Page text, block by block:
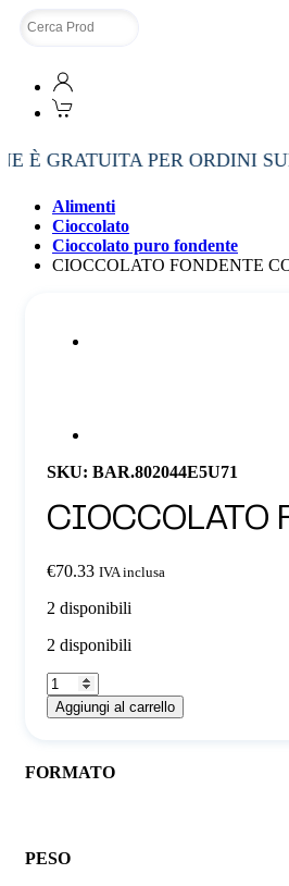
È GRATUITA PER ORDINI
Alimenti
Cioccolato
Cioccolato puro fondente
CIOCCOLATO FONDENTE
SKU: BAR.802044E5U71
CIOCCOLATO
€70.33 IVA inclusa
2 disponibili
2 disponibili
CIOCCOLATO
FONDENTE
COPERTURA
quantità
Aggiungi al carrello
FORMATO
PESO